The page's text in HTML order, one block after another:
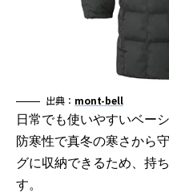
出典： mont-bell
日常でも使いやすいベー
防寒性で真冬の寒さから
グに収納できるため、持
す。